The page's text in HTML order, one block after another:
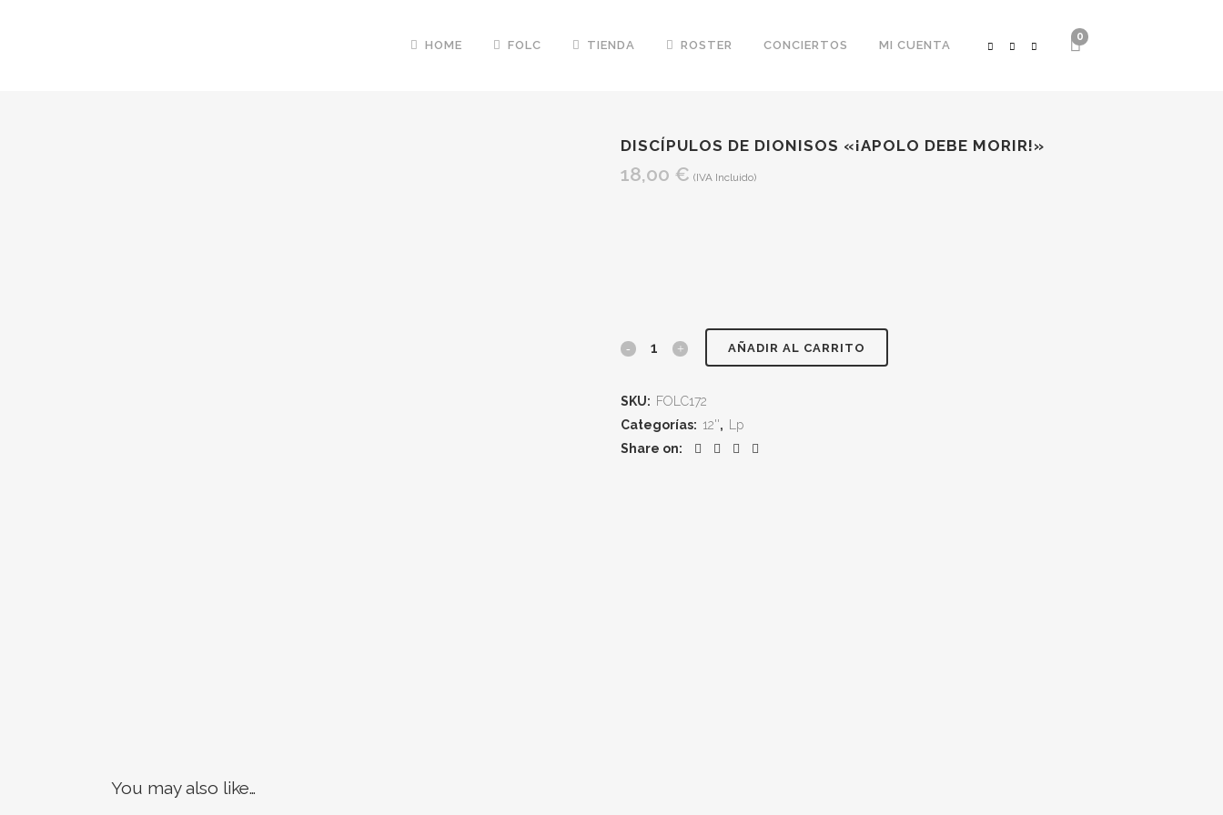
0
HOME FOLC TIENDA ROSTER CONCIERTOS MI CUENTA
DISCÍPULOS DE DIONISOS «¡APOLO DEBE MORIR!»
18,00 € (IVA Incluido)
DISCÍPULOS
"¡Apolo
AÑADIR AL CARRITO
SKU: FOLC172
Categorías: 12'',
Lp
Share on:
You may also like…